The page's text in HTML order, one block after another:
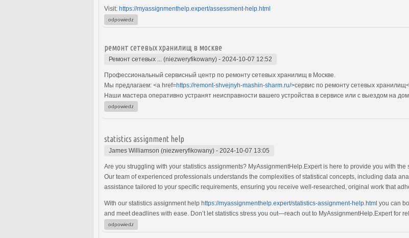
Visit: https://myassignmenthelp.expert/assessment-help.html
odpowiedz
ремонт сетевых хранилищ в москве
Ремонт сетевых ... (niezweryfikowany) - 2024-10-07 12:52
Профессиональный сервисный центр по ремонту сетевых хранилищ в Москве.
Мы предлагаем: <a href=https://remont-shvejnyh-mashin-sharm.ru/>сервис по ремонту сетевых
Наши мастера оперативно устранят неисправности вашего устройства в сервисе или с выездом на
odpowiedz
statistics assignment help
James Williamson (niezweryfikowany) - 2024-10-07 13:05
Are you struggling with your statistics assignments? MyAssignmentHelp.Expert is here to provide you with
Our team of experienced professionals understands the complexities of statistical concepts, including data
assistance tailored to your specific requirements, ensuring you receive well-researched, original work that
With our statistics assignment help https://myassignmenthelp.expert/statistics-assignment-help.html you can
and meet deadlines with ease. Don’t let statistics stress you out—reach out to MyAssignmentHelp.Expert for
odpowiedz